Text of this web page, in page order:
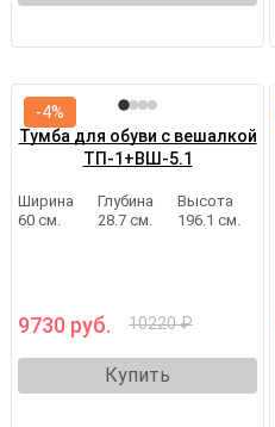
Тумба для обуви с вешалкой
ТП-1+ВШ-5.1
Ширина
60 см.
Глубина
28.7 см.
Высота
196.1 см.
9730 руб. 10220 ₽
Купить
-4%